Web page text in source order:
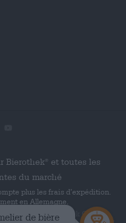
Bierothek ®
et toutes les
du marché
plus les frais d’expédition.
en Allemagne.
de la société Bierothek GmbH.